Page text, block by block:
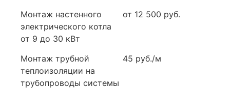
Монтаж настенного
электрического котла
от 9 до 30 кВт
от 12 500 руб.
Монтаж трубной
теплоизоляции на
трубопроводы системы
45 руб./м